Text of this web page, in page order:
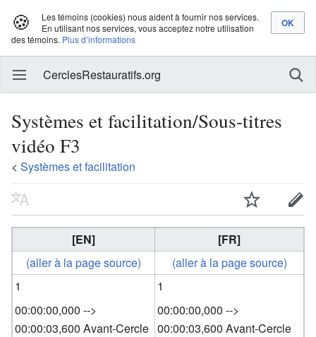
🍪
Les témoins (cookies) nous aident à fournir nos services.
En utilisant nos services, vous acceptez notre utilisation
des témoins. Plus d’informations
CerclesRestauratifs.org
Systèmes et facilitation/Sous-titres
vidéo F3
< Systèmes et facilitation
[EN]
[FR]
(aller à la page source)
(aller à la page source)
1
00:00:00,000 -->
00:00:03,600 Avant-Cercle
1
00:00:00,000 -->
00:00:03,600 Avant-Cercle